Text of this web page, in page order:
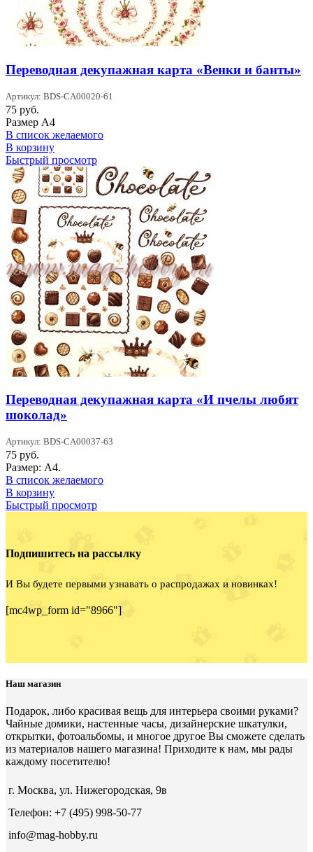
Переводная декупажная карта «Венки и банты»
Артикул: BDS-CA00020-61
75 руб.
Размер А4
В список желаемого
В корзину
Быстрый просмотр
Переводная декупажная карта «И пчелы любят
шоколад»
Артикул: BDS-CA00037-63
75 руб.
Размер: А4.
В список желаемого
В корзину
Быстрый просмотр
Подпишитесь на рассылку
И Вы будете первыми узнавать о распродажах и новинках!
[mc4wp_form id="8966"]
Наш магазин
Подарок, либо красивая вещь для интерьера своими руками?
Чайные домики, настенные часы, дизайнерские шкатулки,
открытки, фотоальбомы, и многое другое Вы сможете сделать
из материалов нашего магазина! Приходите к нам, мы рады
каждому посетителю!
г. Москва, ул. Нижегородская, 9в
Телефон: +7 (495) 998-50-77
info@mag-hobby.ru